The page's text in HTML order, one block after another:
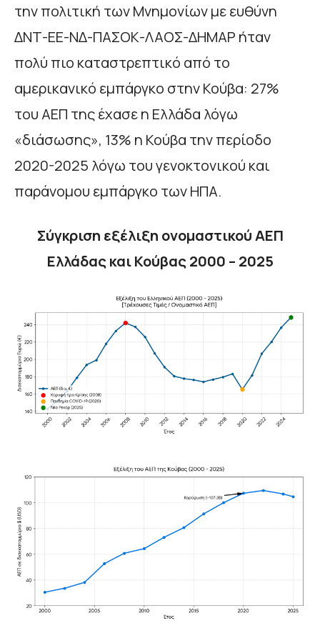
την πολιτική των Μνημονίων με ευθύνη
ΔΝΤ-ΕΕ-ΝΔ-ΠΑΣΟΚ-ΛΑΟΣ-ΔΗΜΑΡ ήταν
πολύ πιο καταστρεπτικό από το
αμερικανικό εμπάργκο στην Κούβα: 27%
του ΑΕΠ της έχασε η Ελλάδα λόγω
«διάσωσης», 13% η Κούβα την περίοδο
2020-2025 λόγω του γενοκτονικού και
παράνομου εμπάργκο των ΗΠΑ.
Σύγκριση εξέλιξη ονομαστικού ΑΕΠ
Ελλάδας και Κούβας 2000 – 2025